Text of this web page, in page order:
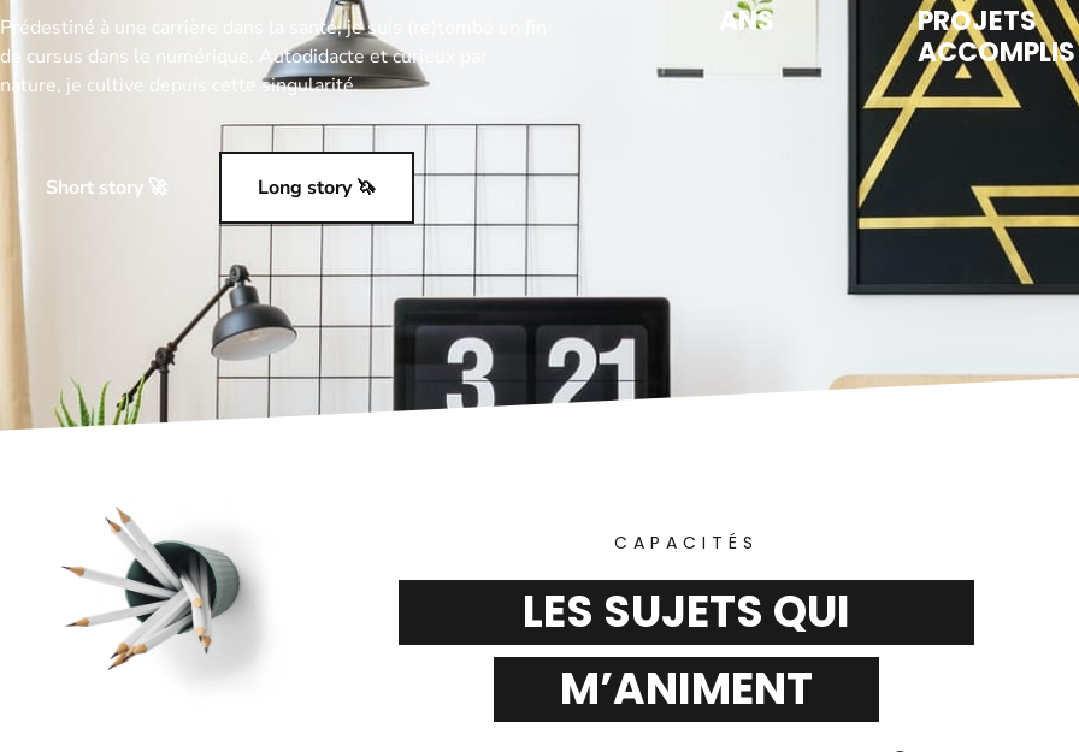
Prédestiné à une carrière dans la santé, je suis (re)tombé en fin
de cursus dans le numérique. Autodidacte et curieux par
nature, je cultive depuis cette singularité.
Short story 🚀 Long story 🦄
ANS
PROJETS
ACCOMPLIS
CAPACITÉS
LES SUJETS QUI
M’ANIMENT